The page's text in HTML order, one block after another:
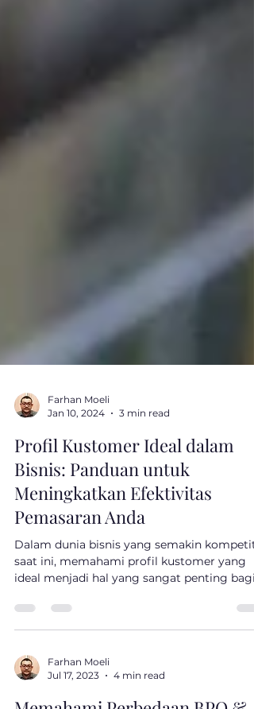
Jan 10, 2024
3 min read
Profil Kustomer Ideal dalam
Bisnis: Panduan untuk
Meningkatkan Efektivitas
Pemasaran Anda
Dalam dunia bisnis yang semakin
ideal menjadi hal yang sangat penting bagi
kesuksesan...